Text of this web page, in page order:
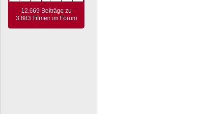
12.669 Beiträge zu
3.883 Filmen im Forum